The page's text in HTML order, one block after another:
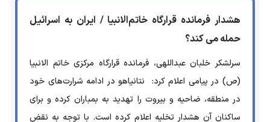
هشدار فرمانده قرارگاه خاتم‌الانبیا / ایران به اسرائیل
حمله می کند؟
سرلشکر خلبان عبداللهی، فرمانده قرارگاه مرکزی خاتم الانبیا
(ص) در پیامی اعلام کرد: نتانیاهو در ادامه شرارت‌های خود
در منطقه، ضاحیه و بیروت را تهدید به بمباران کرده و برای
ساکنان آن هشدار تخلیه اعلام کرده است. با توجه به نقض